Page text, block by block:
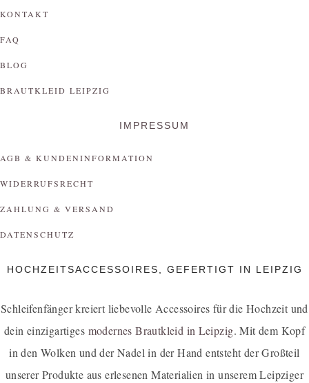
KONTAKT
FAQ
BLOG
BRAUTKLEID LEIPZIG
IMPRESSUM
AGB & KUNDENINFORMATION
WIDERRUFSRECHT
ZAHLUNG & VERSAND
DATENSCHUTZ
HOCHZEITSACCESSOIRES, GEFERTIGT IN LEIPZIG
Schleifenfänger kreiert liebevolle Accessoires für die Hochzeit und
dein einzigartiges modernes Brautkleid in Leipzig. Mit dem Kopf
in den Wolken und der Nadel in der Hand entsteht der Großteil
unserer Produkte aus erlesenen Materialien in unserem Leipziger